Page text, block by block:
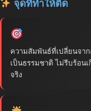
จุดที่ทำให้ติด
ความสัมพันธ์ที่เปลี่ยนจา
เป็นธรรมชาติ ไม่รีบร้อน
จริง